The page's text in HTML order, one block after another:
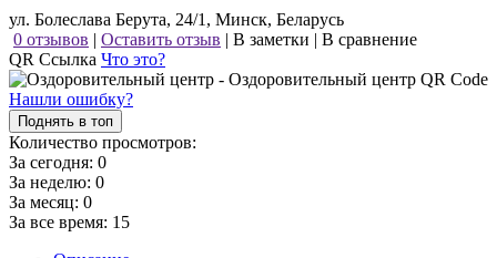
ул. Болеслава Берута, 24/1, Минск, Беларусь
0 отзывов | Оставить отзыв | В заметки | В сравнение
QR Ссылка Что это?
Нашли ошибку?
Поднять в топ
Количество просмотров:
За сегодня: 0
За неделю: 0
За месяц: 0
За все время: 15